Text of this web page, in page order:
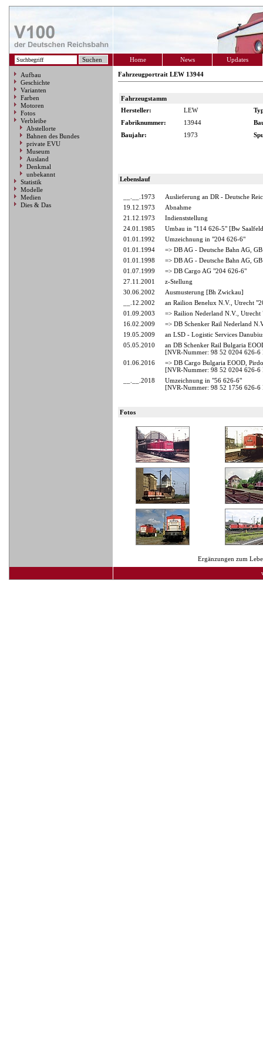
Home News Updates
Aufbau
Geschichte
Varianten
Farben
Motoren
Fotos
Verbleibe
Abstellorte
Bahnen des Bundes
private EVU
Museum
Ausland
Denkmal
unbekannt
Statistik
Modelle
Medien
Dies & Das
Fahrzeugportrait LEW 13944
Fahrzeugstamm
Hersteller:
LEW
Fabriknummer:
13944
Baujahr:
1973
Lebenslauf
__.__.1973
Auslieferung an DR - Deutsche
19.12.1973
Abnahme
21.12.1973
Indienststellung
24.01.1985
Umbau in "114 626-5" [Bw
01.01.1992
Umzeichnung in "204 626-6"
01.01.1994
=> DB AG - Deutsche Bahn AG,
01.01.1998
=> DB AG - Deutsche Bahn AG,
01.07.1999
=> DB Cargo AG "204 626-6"
27.11.2001
z-Stellung
30.06.2002
Ausmusterung [Bh Zwickau]
__.12.2002
an Railion Benelux N.V., Utrecht
01.09.2003
=> Railion Nederland N.V.,
16.02.2009
=> DB Schenker Rail Nederland
19.05.2009
an LSD - Logistic Services
05.05.2010
an DB Schenker Rail Bulgaria
[NVR-Nummer: 98 52 0204 626-6
01.06.2016
=> DB Cargo Bulgaria EOOD,
[NVR-Nummer: 98 52 0204 626-6
__.__.2018
Umzeichnung in "56 626-6"
[NVR-Nummer: 98 52 1756 626-6
Fotos
Ergänzungen zum